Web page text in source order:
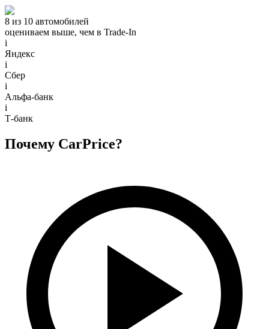
8 из 10 автомобилей
оцениваем выше, чем в Trade‑In
i
Яндекс
i
Сбер
i
Альфа-банк
i
Т-банк
Почему CarPrice?